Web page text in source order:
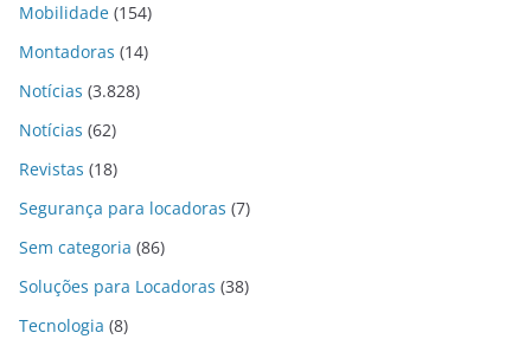
Mobilidade (154)
Montadoras (14)
Notícias (3.828)
Notícias (62)
Revistas (18)
Segurança para locadoras (7)
Sem categoria (86)
Soluções para Locadoras (38)
Tecnologia (8)